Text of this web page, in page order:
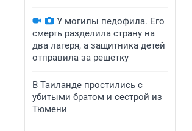
У могилы педофила. Его
смерть разделила страну на
два лагеря, а защитника детей
отправила за решетку
В Таиланде простились с
убитыми братом и сестрой из
Тюмени